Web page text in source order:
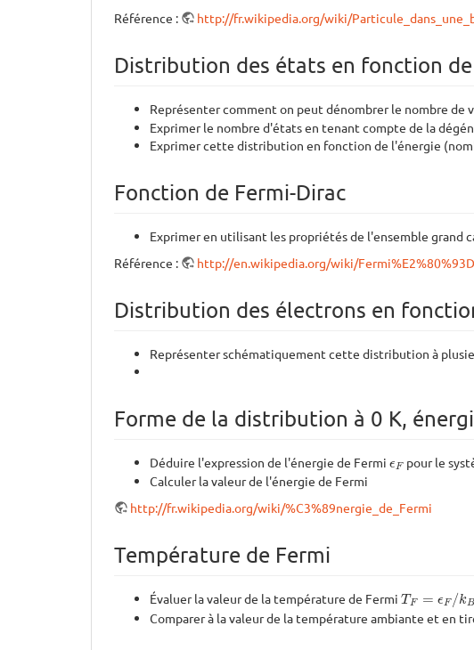
Référence :
http://fr.wikipedia.org/wiki/
Distribution des états en fonction
Représenter comment on peut dénombrer le nombre
Exprimer le nombre d'états en tenant compte de la
Exprimer cette distribution en fonction de l'énergie
Fonction de Fermi-Dirac
Exprimer en utilisant les propriétés de l'ensemble grand
Référence :
http://en.wikipedia.org/wiki/
Distribution des électrons en
Représenter schématiquement cette distribution à
Forme de la distribution à 0 K,
Déduire l'expression de l'énergie de Fermi ϵF
ϵF pour le
Calculer la valeur de l'énergie de Fermi
http://fr.wikipedia.org/wiki/%C3%89nergie_de_Fermi
Température de Fermi
Évaluer la valeur de la température de Fermi T F = ϵF /kB
TF B
Comparer à la valeur de la température ambiante et en